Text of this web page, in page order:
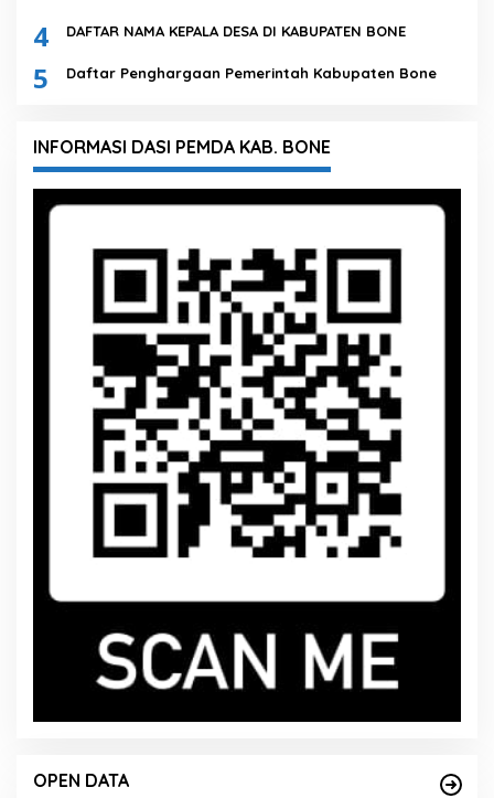
4 DAFTAR NAMA KEPALA DESA DI KABUPATEN BONE
5 Daftar Penghargaan Pemerintah Kabupaten Bone
INFORMASI DASI PEMDA KAB. BONE
OPEN DATA